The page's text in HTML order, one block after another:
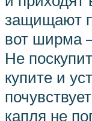
защищают
вот ширма
Не
купите и
капля не